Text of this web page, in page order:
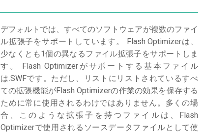
デフォルトでは、すべてのソフトウェアが複数のファイ
ル拡張子をサポートしています。 Flash Optimizerは、
少なくとも1個の異なるファイル拡張子をサポートしま
す。 Flash Optimizerがサポートする基本ファイル
は.SWFです。ただし、リストにリストされているすべ
ての拡張機能がFlash Optimizerの作業の効果を保存する
ために常に使用されるわけではありません。多くの場
合、このような拡張子を持つファイルは、Flash
Optimizerで使用されるソースデータファイルとして使